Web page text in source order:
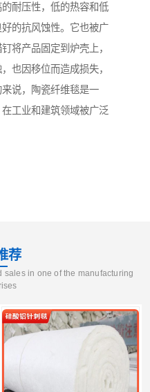
耐压性，低的热容和低
的抗风蚀性。它也被广
将产品固定到炉壳上，
也因移位而造成损失，
说，陶瓷纤维毯是一
工业和建筑领域被广泛
荐
sales in one of the manufacturing